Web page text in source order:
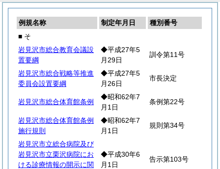
例規名称 制定年月日
種別番号
■ そ
岩見沢市総合教育会議設
置要綱
◆平成27年5
月29日
訓令第11号
岩見沢市総合戦略等推進
委員会設置要綱
◆平成27年5
月26日
市長決定
岩見沢市総合体育館条例
◆昭和62年7
月1日
条例第22号
岩見沢市総合体育館条例
施行規則
◆昭和62年7
月1日
規則第34号
岩見沢市立総合病院及び
岩見沢市立栗沢病院にお
ける診療情報の開示に関
◆平成30年6
月1日
告示第103号